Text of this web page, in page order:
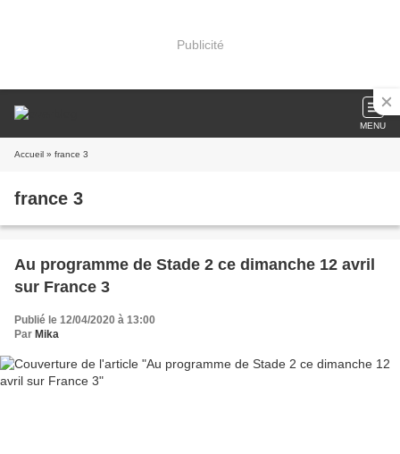
Publicité
MENU
Accueil » france 3
france 3
Au programme de Stade 2 ce dimanche 12 avril
sur France 3
Publié le 12/04/2020 à 13:00
Par Mika